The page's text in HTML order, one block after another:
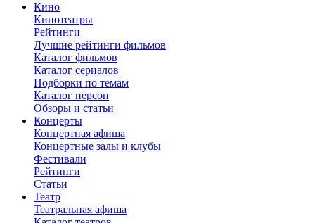
Кино
Кинотеатры
Рейтинги
Лучшие рейтинги фильмов
Каталог фильмов
Каталог сериалов
Подборки по темам
Каталог персон
Обзоры и статьи
Концерты
Концертная афиша
Концертные залы и клубы
Фестивали
Рейтинги
Статьи
Театр
Театральная афиша